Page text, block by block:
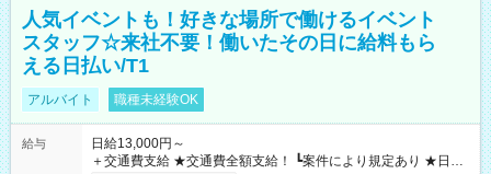
人気イベントも！好きな場所で働けるイベント
スタッフ☆来社不要！働いたその日に給料もら
える日払い/T1
アルバイト 職種未経験OK
給与
日給13,000円～
＋交通費支給 ★交通費全額支給！ ┗案件により規定あり ★日払